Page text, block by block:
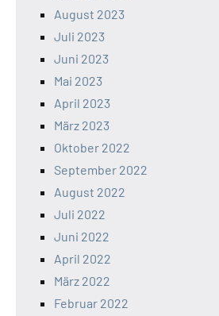
August 2023
Juli 2023
Juni 2023
Mai 2023
April 2023
März 2023
Oktober 2022
September 2022
August 2022
Juli 2022
Juni 2022
April 2022
März 2022
Februar 2022